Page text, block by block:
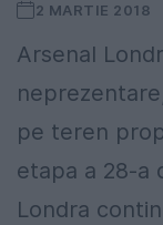
2 MARTIE 2018
Arsenal
pe teren
etapa a 28-a
Londra